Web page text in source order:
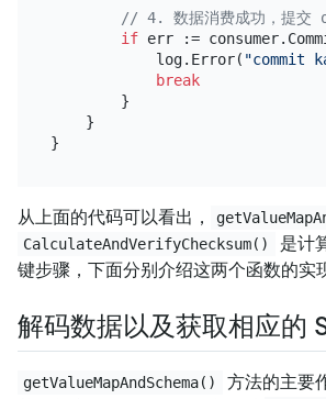
// 4. 数据消费成功，提
if err :=
            log.Error(
"commit
break
        }
    }
从上面的代码可以看出，
CalculateAndVerifyChecksum()
是计
键步骤，下面分别介绍这两个函数的实
解码数据以及获取相应的
getValueMapAndSchema()
方法的主要